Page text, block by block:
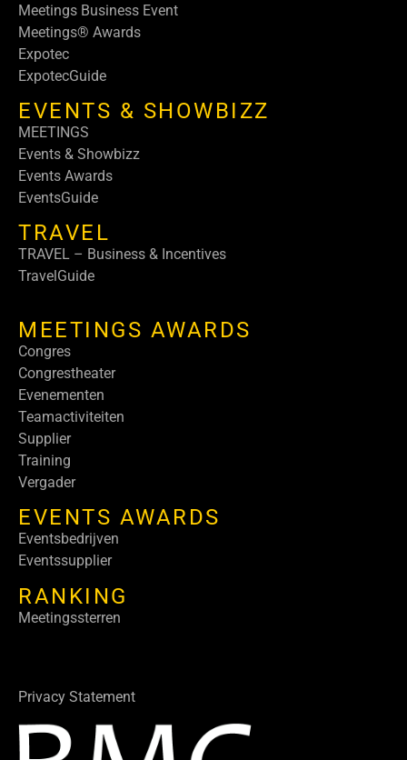
Meetings Business Event
Meetings® Awards
Expotec
ExpotecGuide
EVENTS & SHOWBIZZ
MEETINGS
Events & Showbizz
Events Awards
EventsGuide
TRAVEL
TRAVEL – Business & Incentives
TravelGuide
MEETINGS AWARDS
Congres
Congrestheater
Evenementen
Teamactiviteiten
Supplier
Training
Vergader
EVENTS AWARDS
Eventsbedrijven
Eventssupplier
RANKING
Meetingssterren
Privacy Statement